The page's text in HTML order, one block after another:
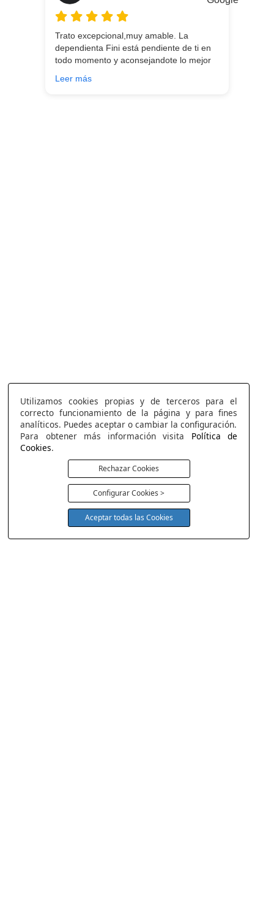
Trato excepcional,muy amable. La
dependienta Fini está pendiente de ti en
todo momento y aconsejandote lo mejor
buscando!!
Leer más
Utilizamos cookies propias y de terceros para el
correcto funcionamiento de la página y para fines
analíticos. Puedes aceptar o cambiar la configuración.
Para obtener más información visita Política de
Cookies.
Rechazar Cookies
Configurar Cookies >
Aceptar todas las Cookies